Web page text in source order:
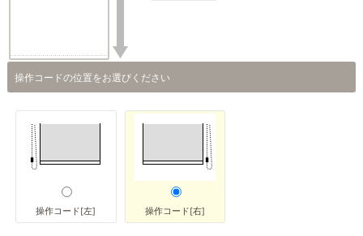
操作コードの位置をお選びください
操作コード[左] 操作コード[右]